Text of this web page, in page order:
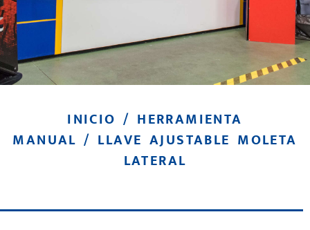
INICIO / HERRAMIENTA
MANUAL / LLAVE AJUSTABLE MOLETA
LATERAL